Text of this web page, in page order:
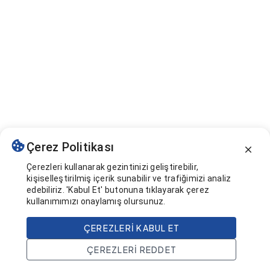
Ana Sayfa Ara Projeler Hesap
Çerez Politikası
Çerezleri kullanarak gezintinizi geliştirebilir,
kişiselleştirilmiş içerik sunabilir ve trafiğimizi analiz
edebiliriz. 'Kabul Et' butonuna tıklayarak çerez
kullanımımızı onaylamış olursunuz.
ÇEREZLERI KABUL ET
ÇEREZLERI REDDET